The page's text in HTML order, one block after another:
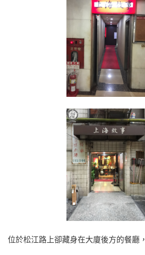
位於松江路上卻藏身在大廈後方的餐廳，